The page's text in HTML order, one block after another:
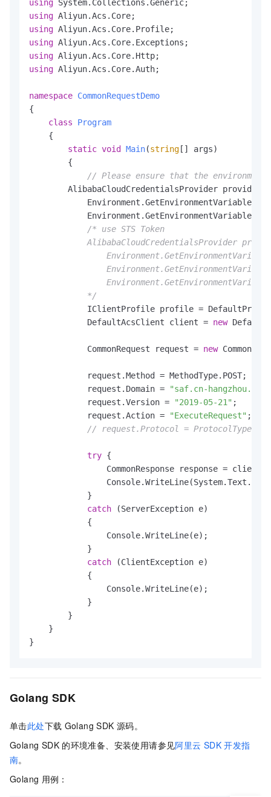
using
using
using
using
using
using Aliyun.Acs.Core.Auth;
namespace CommonRequestDemo
{
class
Program
    {
static void Main(string [] args)
        {
// Please ensure that the environment
AlibabaCloudCredentialsProvider provider
            Environment.GetEnvironmentVariable(
            Environment.GetEnvironmentVariable(
/* use STS Token
AlibabaCloudCredentialsProvider
            */
IClientProfile profile =
            DefaultAcsClient client =
new
            CommonRequest request =
new
            request.Method = MethodType.POST;
            request.Domain =
"saf.cn-
            request.Version =
"2019-05-21" ;
            request.Action =
"ExecuteRequest" ;
// request.Protocol =
try {
CommonResponse response =
            }
catch (ServerException e)
            {
                Console.WriteLine(e);
            }
catch (ClientException e)
            {
                Console.WriteLine(e);
            }
        }
    }
}
Golang SDK
单击此处下载 Golang SDK 源码。
Golang SDK 的环境准备、安装使用请参见阿里云 SDK 开发指
南。
Golang 用例：